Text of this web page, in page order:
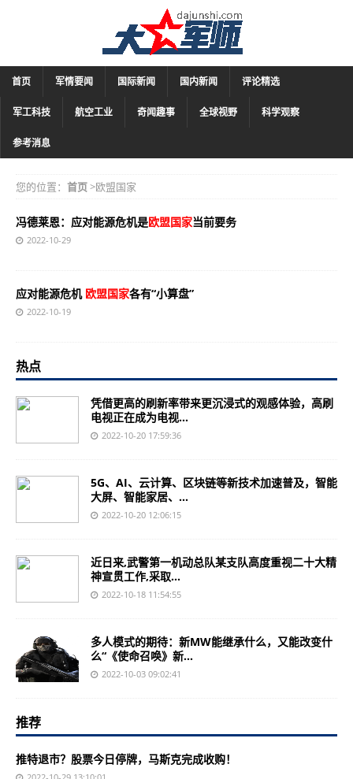
首页 军情要闻 国际新闻 国内新闻 评论精选
军工科技 航空工业 奇闻趣事 全球视野 科学观察
参考消息
您的位置： 首页>欧盟国家
冯德莱恩：应对能源危机是欧盟国家当前要务
2022-10-29
应对能源危机 欧盟国家各有“小算盘”
2022-10-19
热点
凭借更高的刷新率带来更沉浸式的观感体验，高刷
电视正在成为电视...
2022-10-20 17:59:36
5G、AI、云计算、区块链等新技术加速普及，智能
大屏、智能家居、...
2022-10-20 12:06:15
近日来,武警第一机动总队某支队高度重视二十大精
神宣贯工作,采取...
2022-10-18 11:54:55
多人模式的期待：新MW能继承什么，又能改变什
么“《使命召唤》新...
2022-10-03 09:02:41
推荐
推特退市？股票今日停牌，马斯克完成收购！